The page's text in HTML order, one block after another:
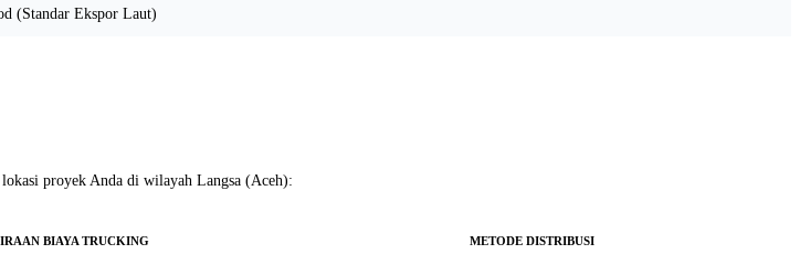
(Standar Ekspor Laut)
proyek Anda di wilayah Langsa (Aceh):
BIAYA TRUCKING METODE DISTRIBUSI